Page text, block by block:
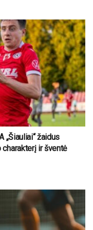
„Šiauliai“ žaidus
charakterį ir šventė